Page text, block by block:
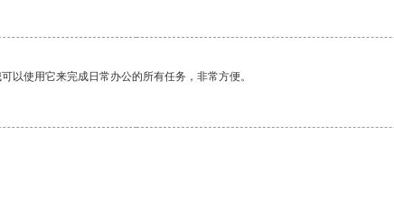
以使用它来完成日常办公的所有任务，非常方便。